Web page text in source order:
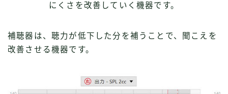
にくさを改善していく機器です。
補聴器は、聴力が低下した分を補うことで、聞こえを
改善させる機器です。